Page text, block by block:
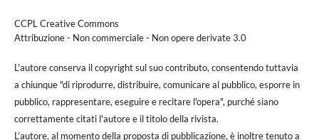
CCPL Creative Commons
Attribuzione - Non commerciale - Non opere derivate 3.0
L'autore conserva il copyright sul suo contributo, consentendo tuttavia
a chiunque "di riprodurre, distribuire, comunicare al pubblico, esporre in
pubblico, rappresentare, eseguire e recitare l'opera", purché siano
correttamente citati l'autore e il titolo della rivista.
L’autore, al momento della proposta di pubblicazione, è inoltre tenuto a